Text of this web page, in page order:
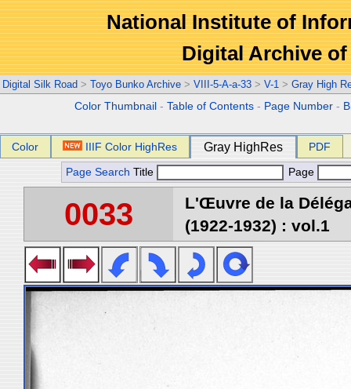
National Institute of
Digital Archive
Digital Silk Road > Toyo Bunko Archive > VIII-5-A-a-33 > V-1 > Gray High
Color Thumbnail -Table of Contents - Page Number -
Color IIIF Color HighRes Gray HighRes PDF
Page Search Title Page
0033
L'Œuvre de la
(1922-1932) : vol.1